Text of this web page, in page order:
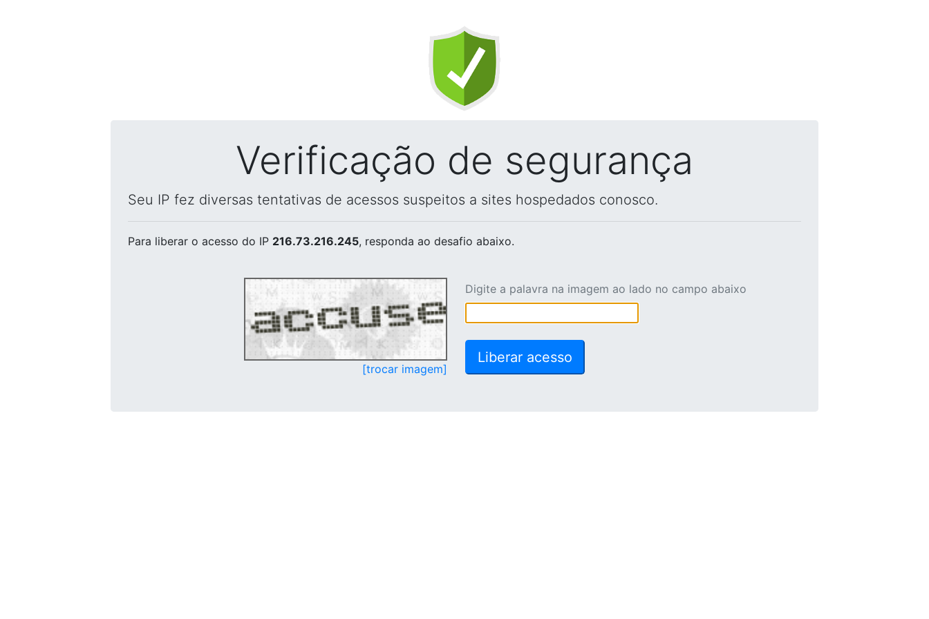
Verificação de segurança
Seu IP fez diversas tentativas de acessos suspeitos a sites hospedados conosco.
Para liberar o acesso do IP 216.73.216.245, responda ao desafio abaixo.
[trocar imagem]
Digite a palavra na imagem ao lado no campo abaixo